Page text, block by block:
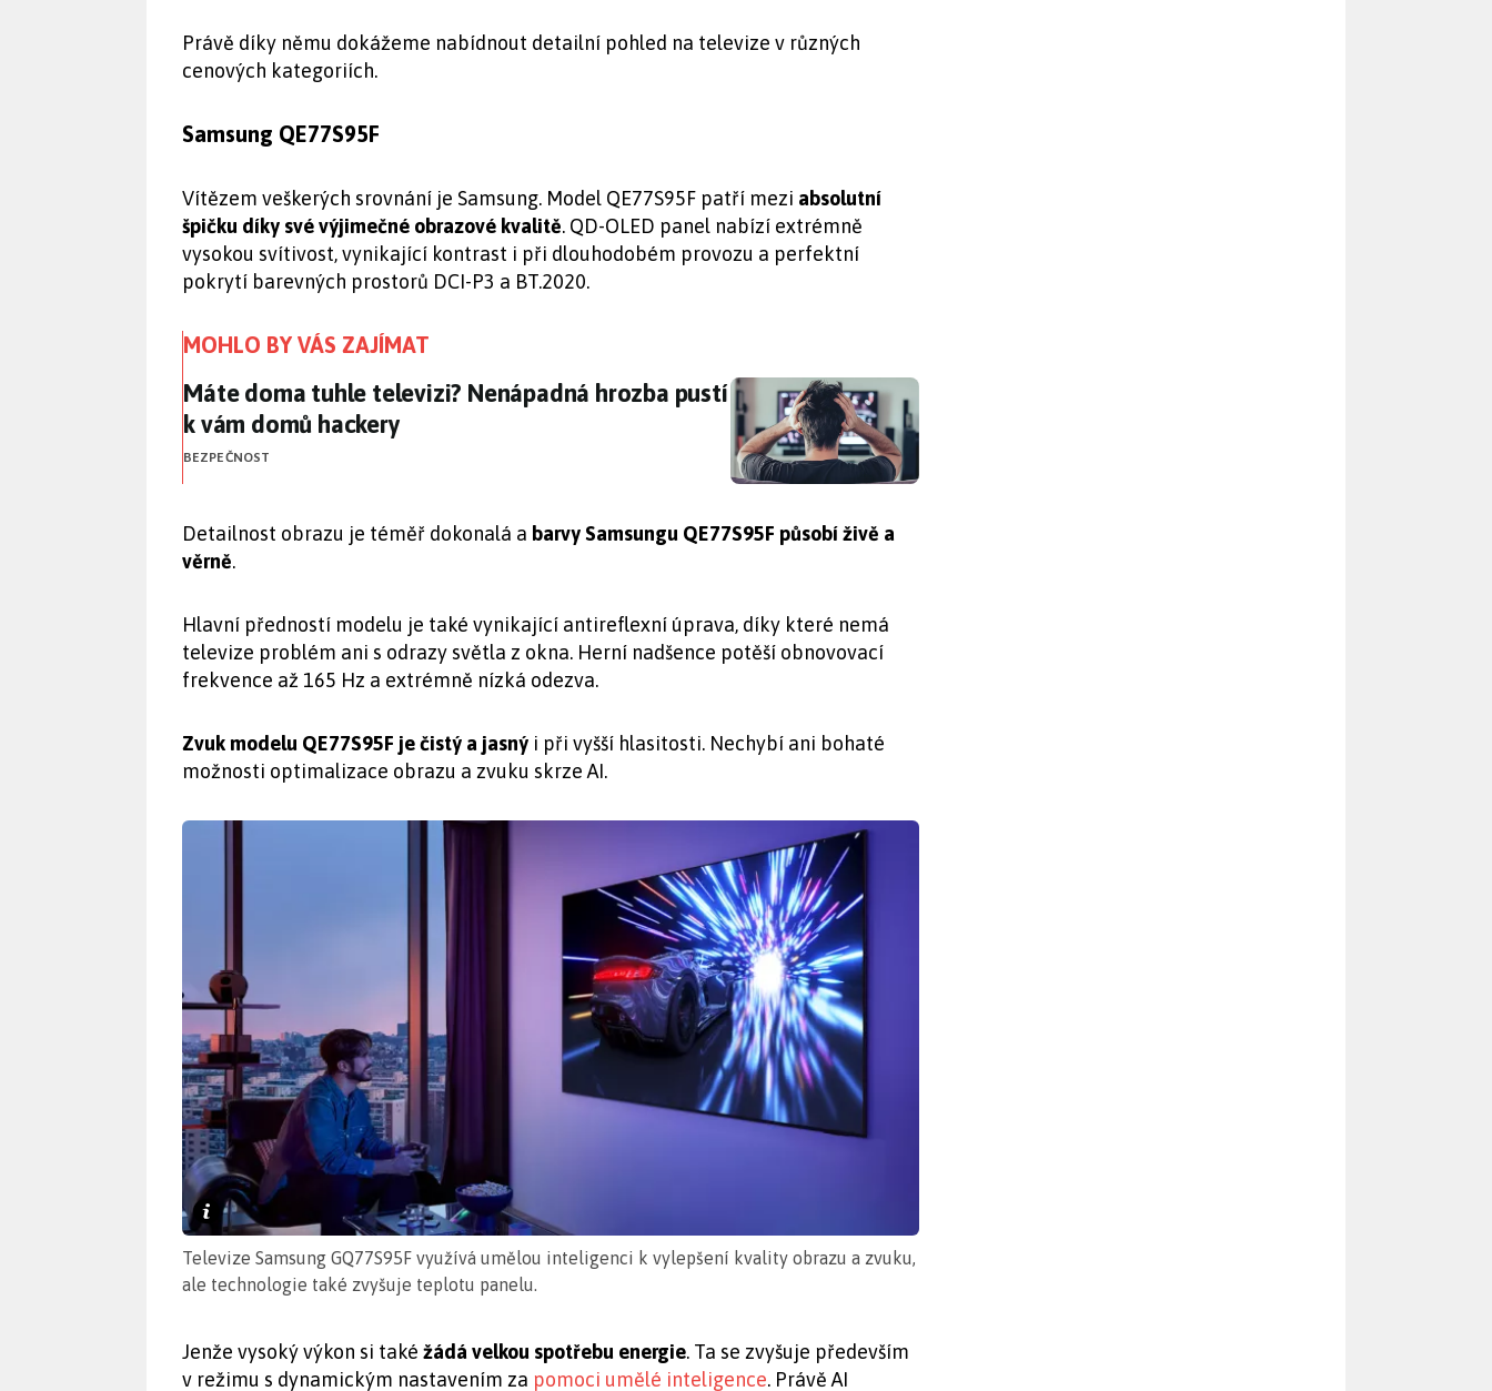
Právě díky němu dokážeme nabídnout detailní pohled na televize v různých
cenových kategoriích.
Samsung QE77S95F
Vítězem veškerých srovnání je Samsung. Model QE77S95F patří mezi absolutní
špičku díky své výjimečné obrazové kvalitě. QD-OLED panel nabízí extrémně
vysokou svítivost, vynikající kontrast i při dlouhodobém provozu a perfektní
pokrytí barevných prostorů DCI-P3 a BT.2020.
MOHLO BY VÁS ZAJÍMAT
Máte doma tuhle televizi? Nenápadná hrozba pustí k vám domů hackery
Máte doma tuhle televizi? Nenápadná hrozba pustí
k vám domů hackery
BEZPEČNOST
Detailnost obrazu je téměř dokonalá a barvy Samsungu QE77S95F působí živě a
věrně.
Hlavní předností modelu je také vynikající antireflexní úprava, díky které nemá
televize problém ani s odrazy světla z okna. Herní nadšence potěší obnovovací
frekvence až 165 Hz a extrémně nízká odezva.
Zvuk modelu QE77S95F je čistý a jasný i při vyšší hlasitosti. Nechybí ani bohaté
možnosti optimalizace obrazu a zvuku skrze AI.
Televize Samsung GQ77S95F využívá umělou inteligenci k vylepšení kvality obrazu a zvuku,
ale technologie také zvyšuje teplotu panelu.
Jenže vysoký výkon si také žádá velkou spotřebu energie. Ta se zvyšuje především
v režimu s dynamickým nastavením za pomoci umělé inteligence. Právě AI